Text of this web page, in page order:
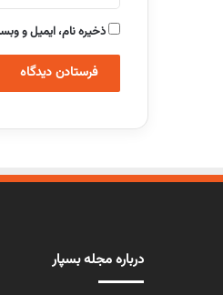
ذخیره نام، ایمیل و
درباره مجله بسپار